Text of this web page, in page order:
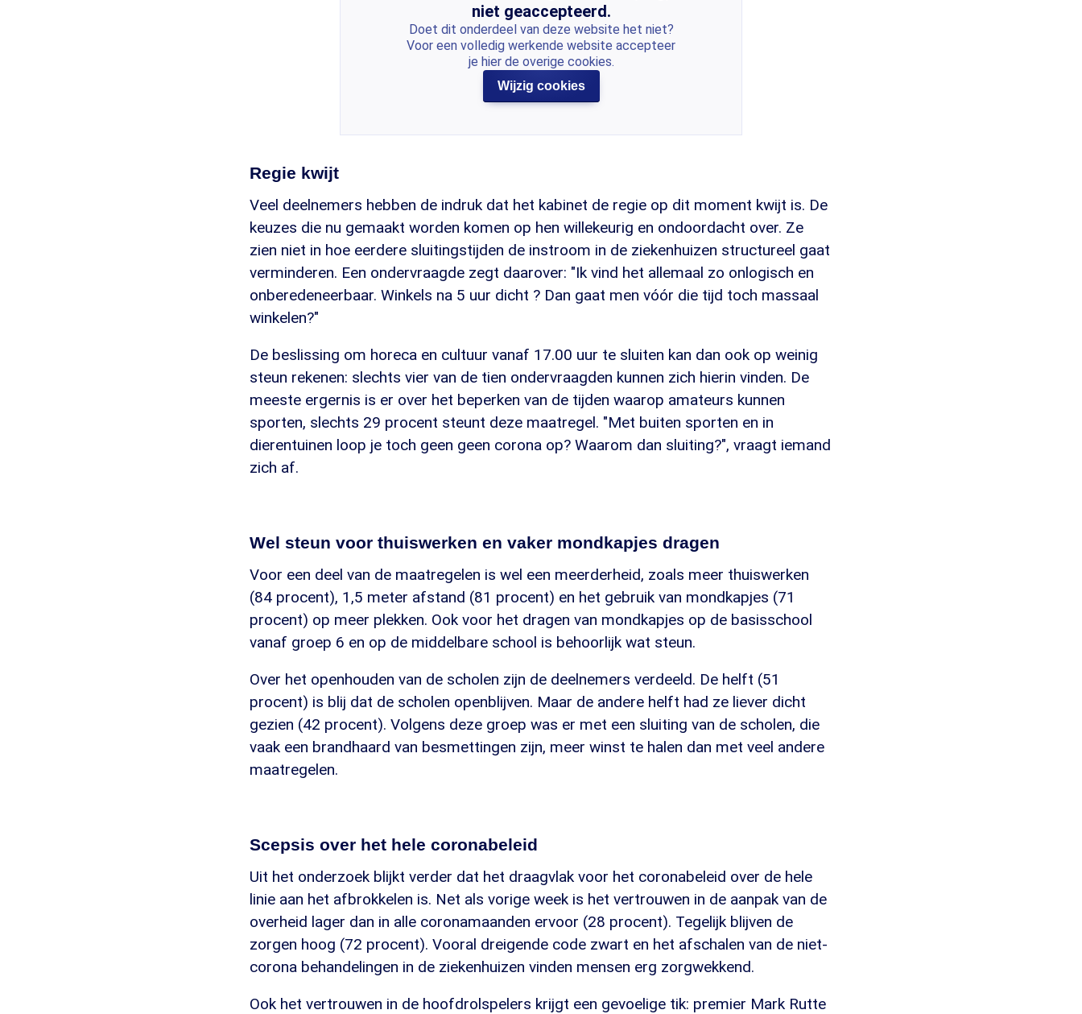
niet geaccepteerd.
Doet dit onderdeel van deze website het niet?
Voor een volledig werkende website accepteer
je hier de overige cookies.
Wijzig cookies
Regie kwijt
Veel deelnemers hebben de indruk dat het kabinet de regie op dit moment kwijt is. De
keuzes die nu gemaakt worden komen op hen willekeurig en ondoordacht over. Ze
zien niet in hoe eerdere sluitingstijden de instroom in de ziekenhuizen structureel gaat
verminderen. Een ondervraagde zegt daarover: "Ik vind het allemaal zo onlogisch en
onberedeneerbaar. Winkels na 5 uur dicht ? Dan gaat men vóór die tijd toch massaal
winkelen?"
De beslissing om horeca en cultuur vanaf 17.00 uur te sluiten kan dan ook op weinig
steun rekenen: slechts vier van de tien ondervraagden kunnen zich hierin vinden. De
meeste ergernis is er over het beperken van de tijden waarop amateurs kunnen
sporten, slechts 29 procent steunt deze maatregel. "Met buiten sporten en in
dierentuinen loop je toch geen geen corona op? Waarom dan sluiting?", vraagt iemand
zich af.
Wel steun voor thuiswerken en vaker mondkapjes dragen
Voor een deel van de maatregelen is wel een meerderheid, zoals meer thuiswerken
(84 procent), 1,5 meter afstand (81 procent) en het gebruik van mondkapjes (71
procent) op meer plekken. Ook voor het dragen van mondkapjes op de basisschool
vanaf groep 6 en op de middelbare school is behoorlijk wat steun.
Over het openhouden van de scholen zijn de deelnemers verdeeld. De helft (51
procent) is blij dat de scholen openblijven. Maar de andere helft had ze liever dicht
gezien (42 procent). Volgens deze groep was er met een sluiting van de scholen, die
vaak een brandhaard van besmettingen zijn, meer winst te halen dan met veel andere
maatregelen.
Scepsis over het hele coronabeleid
Uit het onderzoek blijkt verder dat het draagvlak voor het coronabeleid over de hele
linie aan het afbrokkelen is. Net als vorige week is het vertrouwen in de aanpak van de
overheid lager dan in alle coronamaanden ervoor (28 procent). Tegelijk blijven de
zorgen hoog (72 procent). Vooral dreigende code zwart en het afschalen van de niet-
corona behandelingen in de ziekenhuizen vinden mensen erg zorgwekkend.
Ook het vertrouwen in de hoofdrolspelers krijgt een gevoelige tik: premier Mark Rutte